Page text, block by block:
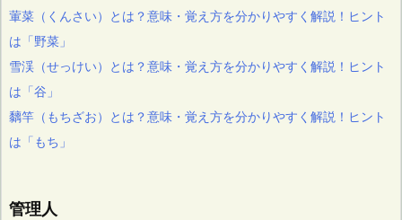
葷菜（くんさい）とは？意味・覚え方を分かりやすく解説！ヒント
は「野菜」
雪渓（せっけい）とは？意味・覚え方を分かりやすく解説！ヒント
は「谷」
黐竿（もちざお）とは？意味・覚え方を分かりやすく解説！ヒント
は「もち」
管理人